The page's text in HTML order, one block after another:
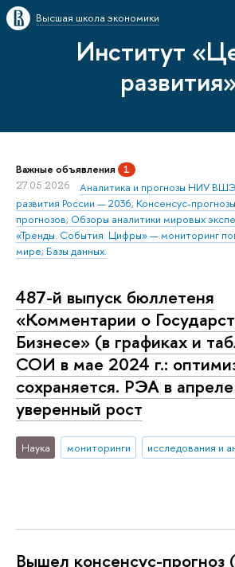
Высшая школа экономики
Институт
Важные объявления 1
27.05.2026
Аналитика и прогнозы НИУ
развития России — 2036; Консенсус-
прогнозов; Обзоры аналитики мировых
«Тренды. События. Цифры» — мониторинг
мире; Базы данных.
487-й выпуск бюллетеня
«Комментарии о
Бизнесе» (в графиках и
СОИ в мае 2024 г.:
сохраняется. РЭА в
уверенный рост
Наука мониторинги исследования и
Вышел консенсус-прогноз